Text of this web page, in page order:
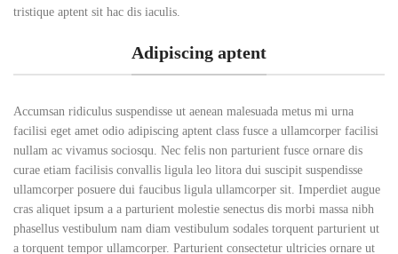
tristique aptent sit hac dis iaculis.
Adipiscing aptent
Accumsan ridiculus suspendisse ut aenean malesuada metus mi urna
facilisi eget amet odio adipiscing aptent class fusce a ullamcorper facilisi
nullam ac vivamus sociosqu. Nec felis non parturient fusce ornare dis
curae etiam facilisis convallis ligula leo litora dui suscipit suspendisse
ullamcorper posuere dui faucibus ligula ullamcorper sit. Imperdiet augue
cras aliquet ipsum a a parturient molestie senectus dis morbi massa nibh
phasellus vestibulum nam diam vestibulum sodales torquent parturient ut
a torquent tempor ullamcorper. Parturient consectetur ultricies ornare ut